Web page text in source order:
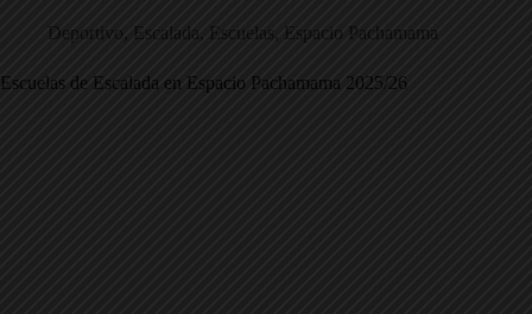
Deportivo, Escalada , Escuelas Espacio Pachamama
Escuelas de Escalada en Espacio Pachamama 2025/26